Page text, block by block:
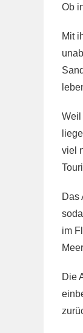
Ob
Mit
Weil
viel
Das
im
Die